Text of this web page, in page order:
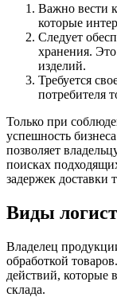
Важно вести
которые
Следует
хранения.
изделий.
Требуется
потребителя
Только при
успешность
позволяет
поисках
задержек доставки
Виды
Владелец
обработкой
действий, которые
склада.